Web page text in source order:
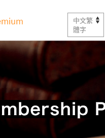
中文繁
體字